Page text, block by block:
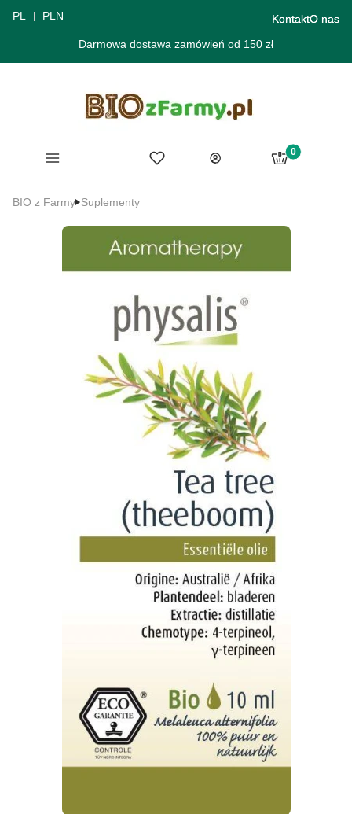
PL PLN KontaktO nas
Darmowa dostawa zamówień od 150 zł
Menu Ulubione
Zaloguj się
Produkty w
Koszyk
BIO z Farmy Suplementy